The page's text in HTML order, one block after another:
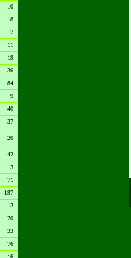
10
18
7
11
19
36
84
9
40
37
20
42
3
71
197
13
20
33
76
16